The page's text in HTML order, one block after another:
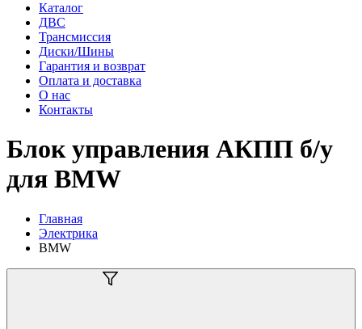
Каталог
ДВС
Трансмиссия
Диски/Шины
Гарантия и возврат
Оплата и доставка
О нас
Контакты
Блок управления АКПП б/у
для BMW
Главная
Электрика
BMW